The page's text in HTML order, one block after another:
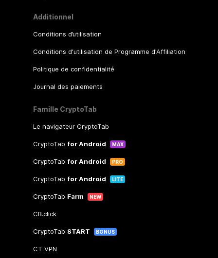
Additionnel
Conditions d’utilisation
Conditions d'utilisation de Programme d'Affiliation
Politique de confidentialité
Journal des paiements
Famille CryptoTab
Le navigateur CryptoTab
CryptoTab for Android MAX
CryptoTab for Android PRO
CryptoTab for Android LITE
CryptoTab Farm NEW
CB.click
CryptoTab START BONUS
CT VPN